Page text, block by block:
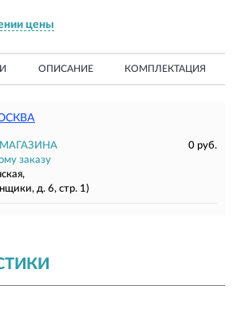
цены
ОПИСАНИЕ КОМПЛЕКТАЦИЯ
0 руб.
заказу
д. 6, стр. 1)